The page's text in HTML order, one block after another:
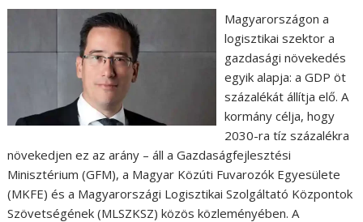
Magyarországon a
logisztikai szektor a
gazdasági növekedés
egyik alapja: a GDP öt
százalékát állítja elő. A
kormány célja, hogy
2030-ra tíz százalékra
növekedjen ez az arány – áll a Gazdaságfejlesztési
Minisztérium (GFM), a Magyar Közúti Fuvarozók Egyesülete
(MKFE) és a Magyarországi Logisztikai Szolgáltató Központok
Szövetségének (MLSZKSZ) közös közleményében. A